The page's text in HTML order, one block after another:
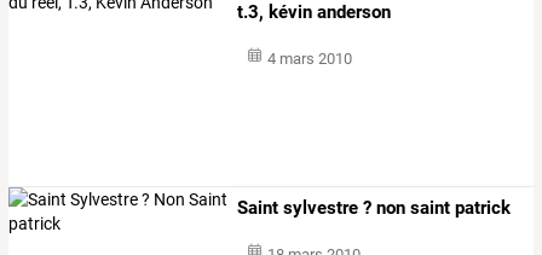
t.3, kévin anderson
4 mars 2010
Saint sylvestre ? non saint patrick